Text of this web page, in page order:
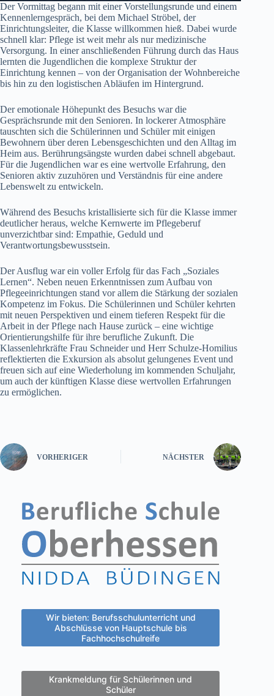
Der Vormittag begann mit einer Vorstellungsrunde und einem
Kennenlerngespräch, bei dem Michael Ströbel, der
Einrichtungsleiter, die Klasse willkommen hieß. Dabei wurde
schnell klar: Pflege ist weit mehr als nur medizinische
Versorgung. In einer anschließenden Führung durch das Haus
lernten die Jugendlichen die komplexe Struktur der
Einrichtung kennen – von der Organisation der Wohnbereiche
bis hin zu den logistischen Abläufen im Hintergrund.
Der emotionale Höhepunkt des Besuchs war die
Gesprächsrunde mit den Senioren. In lockerer Atmosphäre
tauschten sich die Schülerinnen und Schüler mit einigen
Bewohnern über deren Lebensgeschichten und den Alltag im
Heim aus. Berührungsängste wurden dabei schnell abgebaut.
Für die Jugendlichen war es eine wertvolle Erfahrung, den
Senioren aktiv zuzuhören und Verständnis für eine andere
Lebenswelt zu entwickeln.
Während des Besuchs kristallisierte sich für die Klasse immer
deutlicher heraus, welche Kernwerte im Pflegeberuf
unverzichtbar sind: Empathie, Geduld und
Verantwortungsbewusstsein.
Der Ausflug war ein voller Erfolg für das Fach „Soziales
Lernen“. Neben neuen Erkenntnissen zum Aufbau von
Pflegeeinrichtungen stand vor allem die Stärkung der sozialen
Kompetenz im Fokus. Die Schülerinnen und Schüler kehrten
mit neuen Perspektiven und einem tieferen Respekt für die
Arbeit in der Pflege nach Hause zurück – eine wichtige
Orientierungshilfe für ihre berufliche Zukunft. Die
Klassenlehrkräfte Frau Schneider und Herr Schulze-Homilius
reflektierten die Exkursion als absolut gelungenes Event und
freuen sich auf eine Wiederholung im kommenden Schuljahr,
um auch der künftigen Klasse diese wertvollen Erfahrungen
zu ermöglichen.
VORHERIGER NÄCHSTER
Wir bieten: Berufsschulunterricht und
Abschlüsse von Hauptschule bis
Fachhochschulreife
Krankmeldung für Schülerinnen und
Schüler